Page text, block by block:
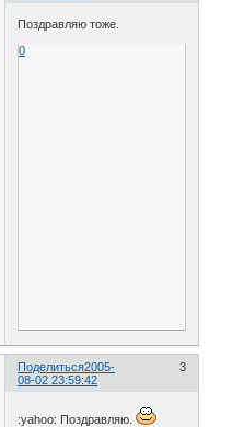
Поздравляю тоже.
0
Поделиться 3
2005-
08-02 23:59:42
:yahoo: Поздравляю.